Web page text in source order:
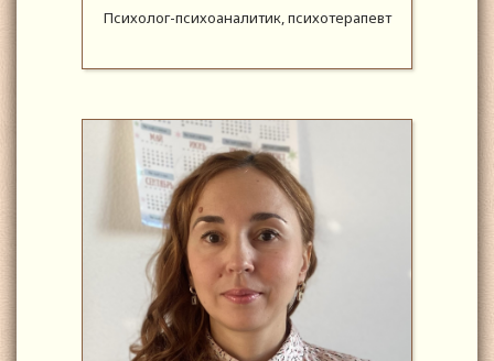
Психолог-психоаналитик, психотерапевт